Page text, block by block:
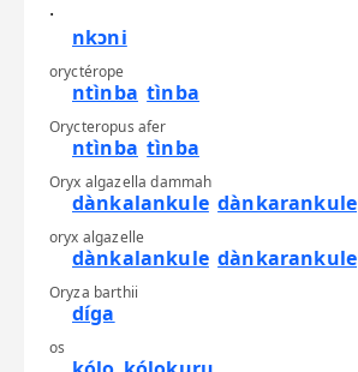
·
nkɔni
oryctérope
ntìnba tìnba
Orycteropus afer
ntìnba tìnba
Oryx algazella dammah
dànkalankule dànkarankule
oryx algazelle
dànkalankule dànkarankule
Oryza barthii
díga
os